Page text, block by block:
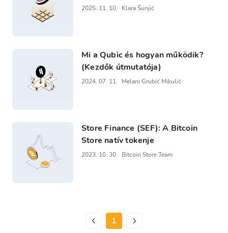
2025. 11. 10. Klara Šunjić
Mi a Qubic és hogyan működik?
(Kezdők útmutatója)
2024. 07. 11. Melani Grubić Mikulić
Store Finance (SEF): A Bitcoin
Store natív tokenje
2023. 10. 30. Bitcoin Store Team
1